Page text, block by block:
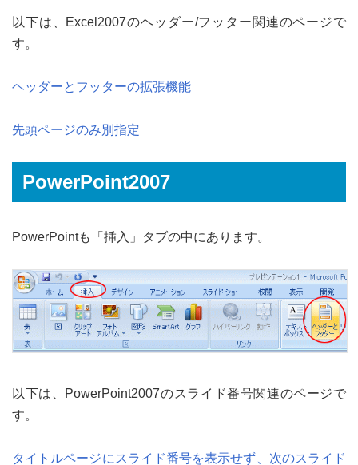
以下は、Excel2007のヘッダー/フッター関連のページで
す。
ヘッダーとフッターの拡張機能
先頭ページのみ別指定
PowerPoint2007
PowerPointも「挿入」タブの中にあります。
以下は、PowerPoint2007のスライド番号関連のページで
す。
タイトルページにスライド番号を表示せず、次のスライド